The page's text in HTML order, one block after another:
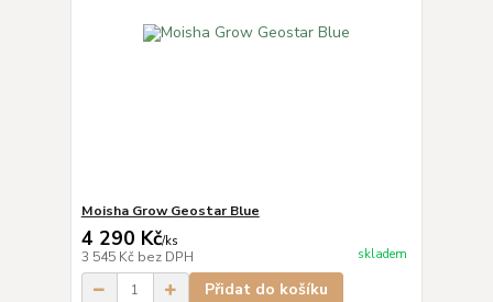
Moisha Grow Geostar Blue
4 290 Kč/ks
3 545 Kč bez DPH skladem
Přidat do košíku